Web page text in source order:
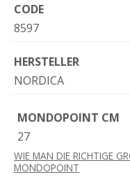
CODE
8597
HERSTELLER
NORDICA
MONDOPOINT CM
27
WIE MAN DIE RICHTIGE
MONDOPOINT